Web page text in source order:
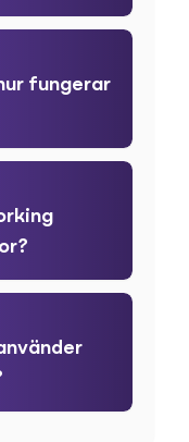
fungerar